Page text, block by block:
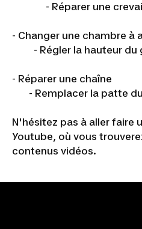
- Réparer une
- Changer une
- Régler la hauteur du
- Réparer
- Remplacer la patte
N'hésitez pas à aller faire
Youtube, où vous
contenus vidéos.